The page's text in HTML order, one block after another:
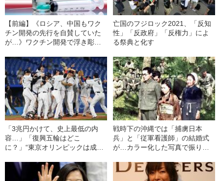
【前編】《ロシア、中国もワク
チン開発の先行を自賛していた
が…》ワクチン開発で浮き彫り
れた特権”の正体
亡国のフジロック2021、「反知
性」「反政府」「反権力」によ
る祭典と化す
「3兆円かけて、史上最低の内
容…」「復興五輪はどこ
に？」“東京オリンピックは成功
会運営に“ダメ出し”連発《成功だ
ったは18％》
戦時下の沖縄では「捕虜日本
兵」と「従軍看護師」の結婚式
が…カラー化した写真で振り返